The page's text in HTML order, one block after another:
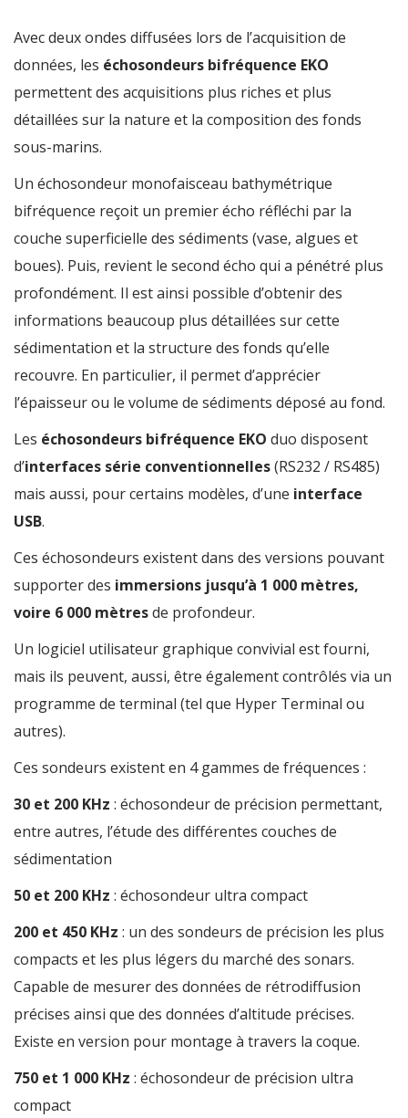
Avec deux ondes diffusées lors de l’acquisition de
données, les échosondeurs bifréquence EKO
permettent des acquisitions plus riches et plus
détaillées sur la nature et la composition des fonds
sous-marins.
Un échosondeur monofaisceau bathymétrique
bifréquence reçoit un premier écho réfléchi par la
couche superficielle des sédiments (vase, algues et
boues). Puis, revient le second écho qui a pénétré plus
profondément. Il est ainsi possible d’obtenir des
informations beaucoup plus détaillées sur cette
sédimentation et la structure des fonds qu’elle
recouvre. En particulier, il permet d’apprécier
l’épaisseur ou le volume de sédiments déposé au fond.
Les échosondeurs bifréquence EKO duo disposent
d’interfaces série conventionnelles(RS232 / RS485)
mais aussi, pour certains modèles, d’une interface
USB.
Ces échosondeurs existent dans des versions pouvant
supporter des immersions jusqu’à 1 000 mètres,
voire 6 000 mètresde profondeur.
Un logiciel utilisateur graphique convivial est fourni,
mais ils peuvent, aussi, être également contrôlés via un
programme de terminal (tel que Hyper Terminal ou
autres).
Ces sondeurs existent en 4 gammes de fréquences :
30 et 200 KHz : échosondeur de précision permettant,
entre autres, l’étude des différentes couches de
sédimentation
50 et 200 KHz : échosondeur ultra compact
200 et 450 KHz : un des sondeurs de précision les plus
compacts et les plus légers du marché des sonars.
Capable de mesurer des données de rétrodiffusion
précises ainsi que des données d’altitude précises.
Existe en version pour montage à travers la coque.
750 et 1 000 KHz : échosondeur de précision ultra
compact